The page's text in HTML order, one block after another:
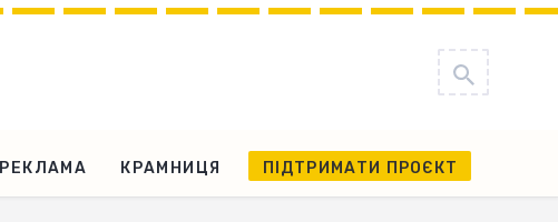
РЕКЛАМА КРАМНИЦЯ ПІДТРИМАТИ ПРОЄКТ